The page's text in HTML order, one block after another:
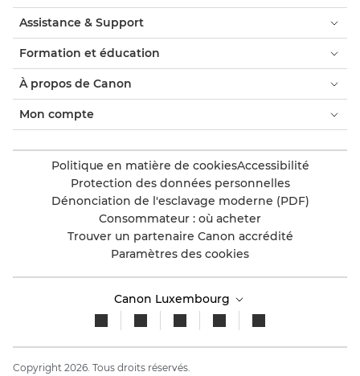
Assistance & Support
Formation et éducation
À propos de Canon
Mon compte
Politique en matière de cookiesAccessibilité
Protection des données personnelles
Dénonciation de l'esclavage moderne (PDF)
Consommateur : où acheter
Trouver un partenaire Canon accrédité
Paramètres des cookies
Canon Luxembourg
Copyright 2026. Tous droits réservés.